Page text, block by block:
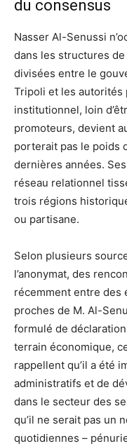
du consensus
Nasser Al-Senussi
dans les structures
divisées entre le
Tripoli et les autorités
institutionnel, loin
promoteurs, devient
porterait pas le poids
dernières années.
réseau relationnel
trois régions
ou partisane.
Selon plusieurs
l’anonymat, des
récemment entre des
proches de M. Al-
formulé de
terrain économique,
rappellent qu’il a été
administratifs et de
dans le secteur des
qu’il ne serait pas un
quotidiennes –